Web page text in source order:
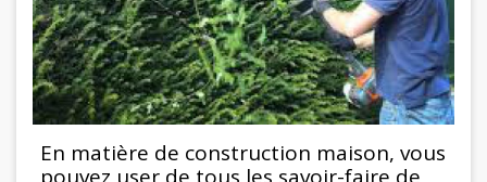
En matière de construction maison, vous
pouvez user de tous les savoir-faire de